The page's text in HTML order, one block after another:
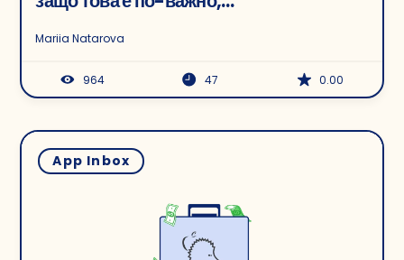
Mariia Natarova
964 47 0.00
App Inbox